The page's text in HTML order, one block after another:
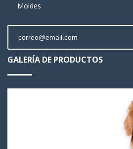
Moldes
GALERÍA DE PRODUCTOS